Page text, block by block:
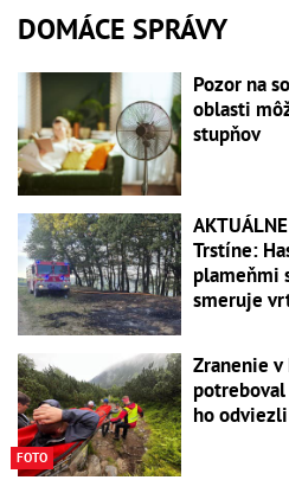
DOMÁCE SPRÁVY
Pozor na
oblasti
stupňov
Trstíne:
plameňmi silný
smeruje
FOTO
Zranenie v
potreboval
ho